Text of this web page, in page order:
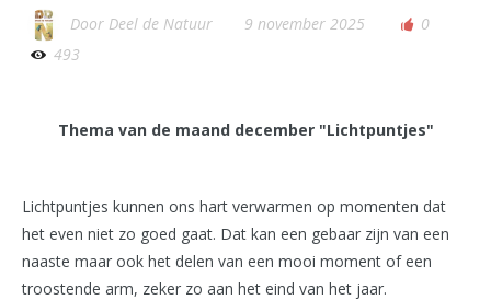
Door Deel de Natuur 9 november 2025
0
493
Thema van de maand december "Lichtpuntjes"
Lichtpuntjes kunnen ons hart verwarmen op momenten dat
het even niet zo goed gaat. Dat kan een gebaar zijn van een
naaste maar ook het delen van een mooi moment of een
troostende arm, zeker zo aan het eind van het jaar.